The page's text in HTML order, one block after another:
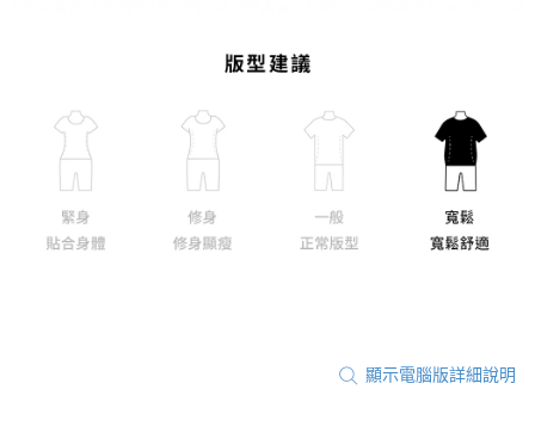
顯示電腦版詳細說明